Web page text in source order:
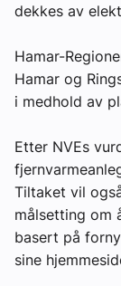
dekkes av
Hamar-
Hamar og
i medhold av
Etter NVEs
Tiltaket vil
målsetting om
basert på
sine